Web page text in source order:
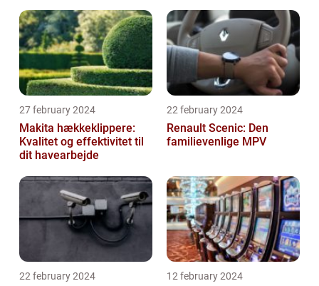
27 february 2024
Makita hækkeklippere:
Kvalitet og effektivitet til
dit havearbejde
22 february 2024
Renault Scenic: Den
familievenlige MPV
22 february 2024 12 february 2024